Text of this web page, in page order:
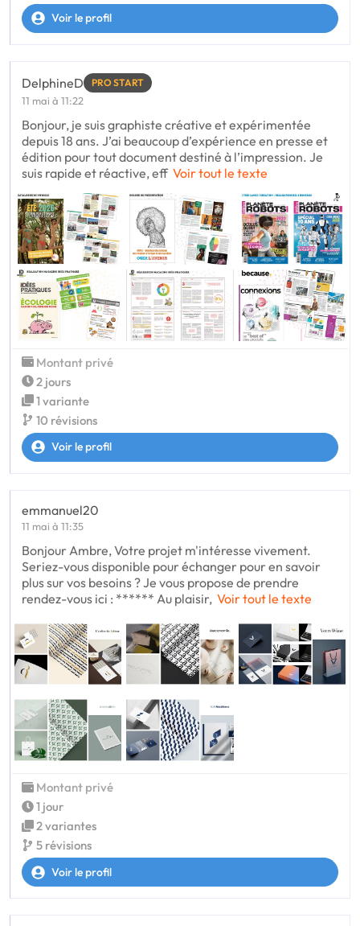
Voir le profil
DelphineD PRO START
11 mai à 11:22
Bonjour, je suis graphiste créative et expérimentée
depuis 18 ans. J’ai beaucoup d’expérience en presse et
édition pour tout document destiné à l’impression. Je
suis rapide et réactive, eff Voir tout le texte
Montant privé
2 jours
1 variante
10 révisions
Voir le profil
emmanuel20
11 mai à 11:35
Bonjour Ambre, Votre projet m'intéresse vivement.
Seriez-vous disponible pour échanger pour en savoir
plus sur vos besoins ? Je vous propose de prendre
rendez-vous ici : ****** Au plaisir, Voir tout le texte
Montant privé
1 jour
2 variantes
5 révisions
Voir le profil